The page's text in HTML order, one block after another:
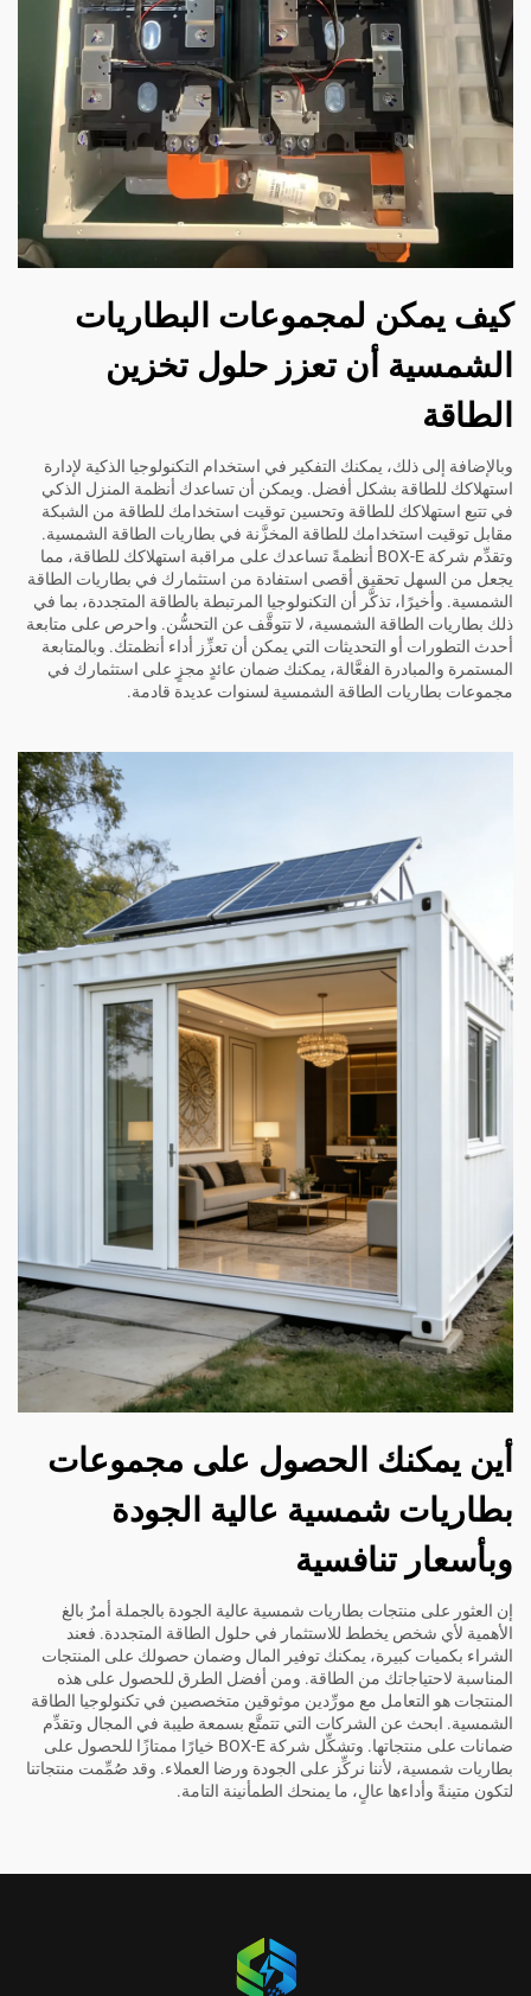
كيف يمكن لمجموعات البطاريات
الشمسية أن تعزز حلول تخزين
الطاقة
وبالإضافة إلى ذلك، يمكنك التفكير في استخدام التكنولوجيا الذكية لإدارة
استهلاكك للطاقة بشكل أفضل. ويمكن أن تساعدك أنظمة المنزل الذكي
في تتبع استهلاكك للطاقة وتحسين توقيت استخدامك للطاقة من الشبكة
مقابل توقيت استخدامك للطاقة المخزَّنة في بطاريات الطاقة الشمسية.
وتقدِّم شركة BOX-E أنظمةً تساعدك على مراقبة استهلاكك للطاقة، مما
يجعل من السهل تحقيق أقصى استفادة من استثمارك في بطاريات الطاقة
الشمسية. وأخيرًا، تذكَّر أن التكنولوجيا المرتبطة بالطاقة المتجددة، بما في
ذلك بطاريات الطاقة الشمسية، لا تتوقَّف عن التحسُّن. واحرص على متابعة
أحدث التطورات أو التحديثات التي يمكن أن تعزِّز أداء أنظمتك. وبالمتابعة
المستمرة والمبادرة الفعَّالة، يمكنك ضمان عائدٍ مجزٍ على استثمارك في
مجموعات بطاريات الطاقة الشمسية لسنوات عديدة قادمة.
أين يمكنك الحصول على مجموعات
بطاريات شمسية عالية الجودة
وبأسعار تنافسية
إن العثور على منتجات بطاريات شمسية عالية الجودة بالجملة أمرٌ بالغ
الأهمية لأي شخص يخطط للاستثمار في حلول الطاقة المتجددة. فعند
الشراء بكميات كبيرة، يمكنك توفير المال وضمان حصولك على المنتجات
المناسبة لاحتياجاتك من الطاقة. ومن أفضل الطرق للحصول على هذه
المنتجات هو التعامل مع مورِّدين موثوقين متخصصين في تكنولوجيا الطاقة
الشمسية. ابحث عن الشركات التي تتمتَّع بسمعة طيبة في المجال وتقدِّم
ضمانات على منتجاتها. وتشكِّل شركة BOX-E خيارًا ممتازًا للحصول على
بطاريات شمسية، لأننا نركِّز على الجودة ورضا العملاء. وقد صُمِّمت منتجاتنا
لتكون متينةً وأداءها عالٍ، ما يمنحك الطمأنينة التامة.